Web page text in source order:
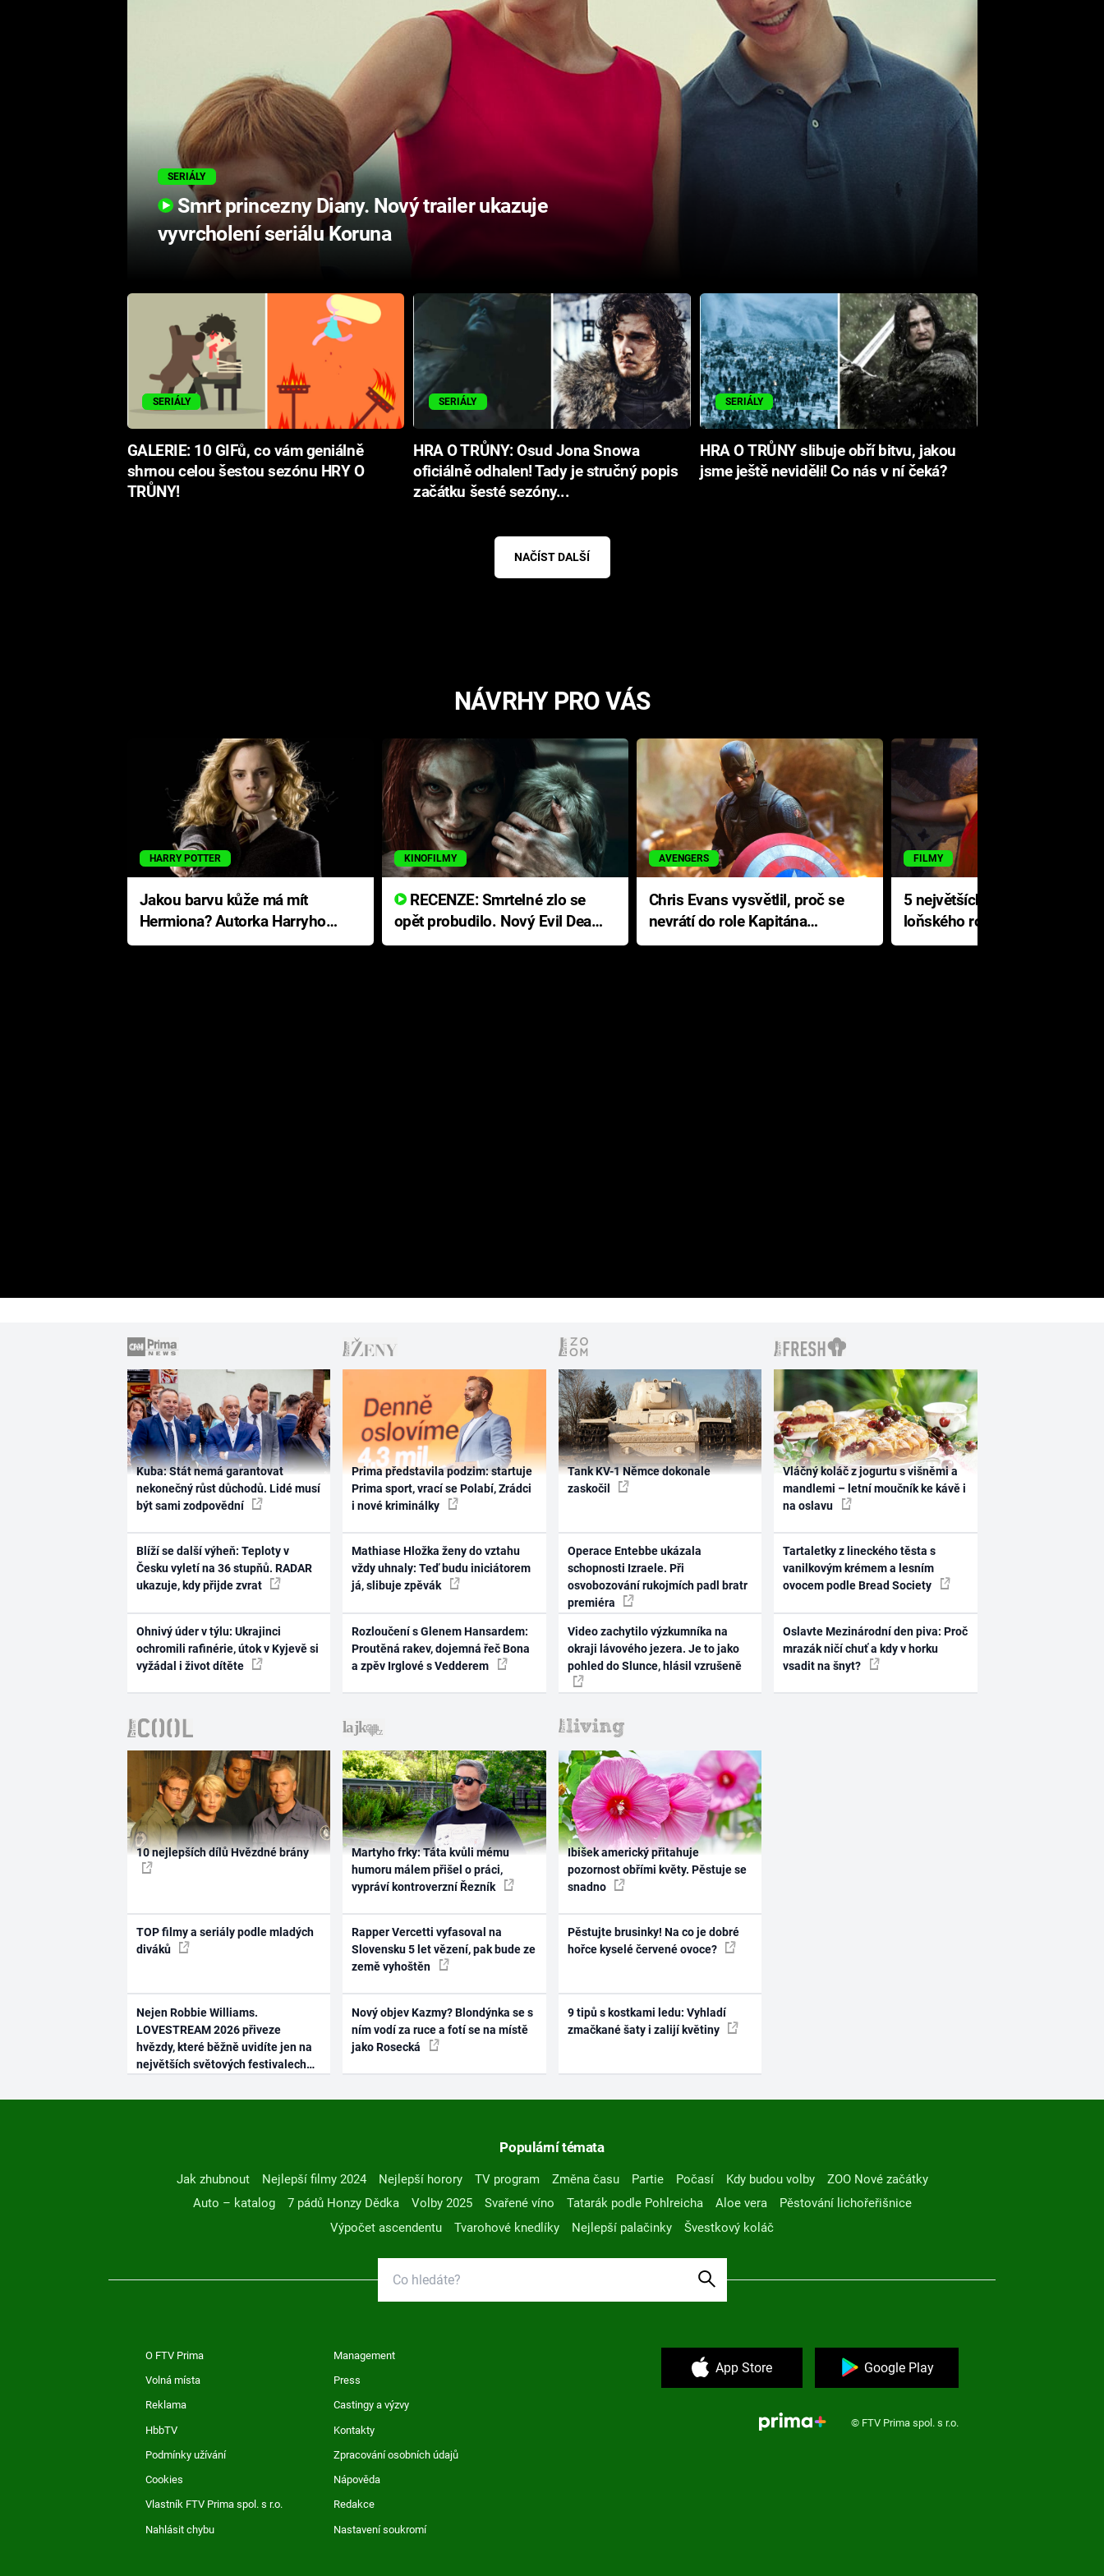
SERIÁLY
Smrt princezny Diany. Nový trailer ukazuje
vyvrcholení seriálu Koruna
SERIÁLY
GALERIE: 10 GIFů, co vám geniálně
shrnou celou šestou sezónu HRY O
TRŮNY!
SERIÁLY
HRA O TRŮNY: Osud Jona Snowa
oficiálně odhalen! Tady je stručný popis
začátku šesté sezóny...
SERIÁLY
HRA O TRŮNY slibuje obří bitvu, jakou
jsme ještě neviděli! Co nás v ní čeká?
NAČÍST DALŠÍ
NÁVRHY PRO VÁS
HARRY POTTER
Jakou barvu kůže má mít
Hermiona? Autorka Harryho
Pottera přišla s ráznou
KINOFILMY
RECENZE: Smrtelné zlo se
opět probudilo. Nový Evil Dead
přichází s neodolatelnou
AVENGERS
Chris Evans vysvětlil, proč se
nevrátí do role Kapitána
Ameriky
FILMY
5 největších propadáků
loňského roku: Disney na
jediné katastrofě prodělal 200
Kuba: Stát nemá garantovat
nekonečný růst důchodů. Lidé musí
být sami zodpovědní
Blíží se další výheň: Teploty v
Česku vyletí na 36 stupňů. RADAR
ukazuje, kdy přijde zvrat
Ohnivý úder v týlu: Ukrajinci
ochromili rafinérie, útok v Kyjevě si
vyžádal i život dítěte
Prima představila podzim: startuje
Prima sport, vrací se Polabí, Zrádci
i nové kriminálky
Mathiase Hložka ženy do vztahu
vždy uhnaly: Teď budu iniciátorem
já, slibuje zpěvák
Rozloučení s Glenem Hansardem:
Proutěná rakev, dojemná řeč Bona
a zpěv Irglové s Vedderem
Tank KV-1 Němce dokonale
zaskočil
Operace Entebbe ukázala
schopnosti Izraele. Při
osvobozování rukojmích padl bratr
premiéra
Video zachytilo výzkumníka na
okraji lávového jezera. Je to jako
pohled do Slunce, hlásil vzrušeně
Vláčný koláč z jogurtu s višněmi a
mandlemi – letní moučník ke kávě i
na oslavu
Tartaletky z lineckého těsta s
vanilkovým krémem a lesním
ovocem podle Bread Society
Oslavte Mezinárodní den piva: Proč
mrazák ničí chuť a kdy v horku
vsadit na šnyt?
10 nejlepších dílů Hvězdné brány
TOP filmy a seriály podle mladých
diváků
Nejen Robbie Williams.
LOVESTREAM 2026 přiveze
hvězdy, které běžně uvidíte jen na
největších světových festivalech
Martyho frky: Táta kvůli mému
humoru málem přišel o práci,
vypráví kontroverzní Řezník
Rapper Vercetti vyfasoval na
Slovensku 5 let vězení, pak bude ze
země vyhoštěn
Nový objev Kazmy? Blondýnka se s
ním vodí za ruce a fotí se na místě
jako Rosecká
Ibišek americký přitahuje
pozornost obřími květy. Pěstuje se
snadno
Pěstujte brusinky! Na co je dobré
hořce kyselé červené ovoce?
9 tipů s kostkami ledu: Vyhladí
zmačkané šaty i zalijí květiny
Populární témata
Jak zhubnout Nejlepší filmy 2024 Nejlepší horory TV program Změna času Partie Počasí Kdy budou volby
ZOO Nové začátky
Auto – katalog
7 pádů Honzy Dědka Volby 2025 Svařené víno Tatarák podle Pohlreicha Aloe vera
Pěstování lichořeřišnice
Výpočet ascendentu
Tvarohové knedlíky Nejlepší palačinky Švestkový koláč
O FTV Prima Management
Volná místa Press
Reklama Castingy a výzvy
HbbTV Kontakty
Podmínky užívání Zpracování osobních údajů
Cookies Nápověda
Vlastník FTV Prima spol. s r.o. Redakce
Nahlásit chybu Nastavení soukromí
App Store Google Play
© FTV Prima spol. s r.o.